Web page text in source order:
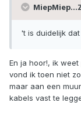
't is duidelijk
En ja hoor!, ik
vond ik toen niet
maar aan een
kabels vast te